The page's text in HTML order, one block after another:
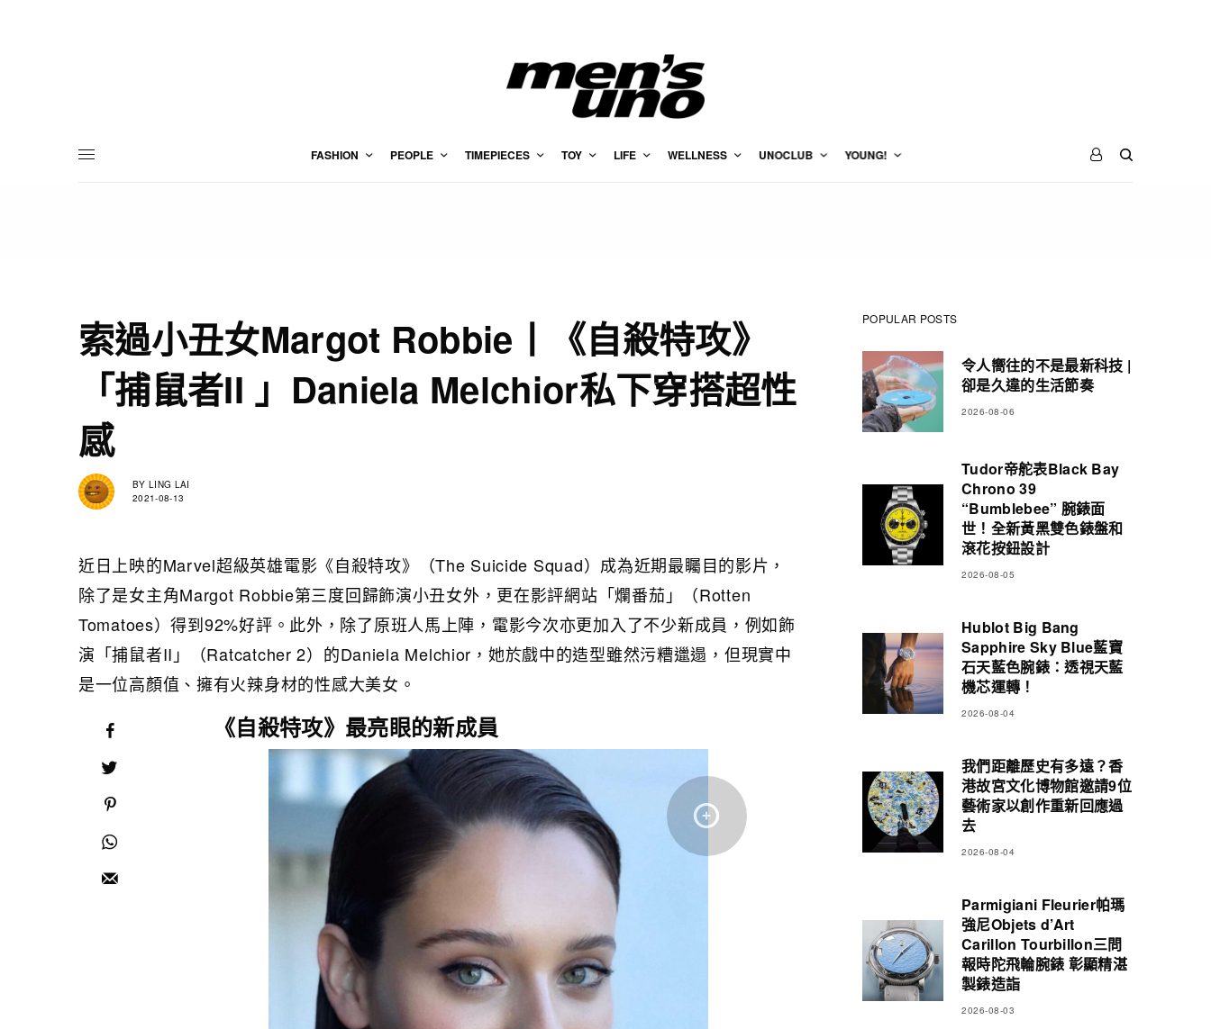
FASHION PEOPLE TIMEPIECES TOY LIFE WELLNESS UNOCLUB YOUNG!
索過小丑女Margot Robbie丨《自殺特攻》
「捕鼠者II 」Daniela Melchior私下穿搭超性
感
BY LING LAI
2021-08-13
近日上映的Marvel超級英雄電影《自殺特攻》（The Suicide Squad）成為近期最矚目的影片，
除了是女主角Margot Robbie第三度回歸飾演小丑女外，更在影評網站「爛番茄」（Rotten
Tomatoes）得到92%好評。此外，除了原班人馬上陣，電影今次亦更加入了不少新成員，例如飾
演「捕鼠者II」（Ratcatcher 2）的Daniela Melchior，她於戲中的造型雖然污糟邋遢，但現實中
是一位高顏值、擁有火辣身材的性感大美女。
《自殺特攻》最亮眼的新成員
POPULAR POSTS
令人嚮往的不是最新科技 |
卻是久違的生活節奏
2026-08-06
Tudor帝舵表Black Bay
Chrono 39
“Bumblebee” 腕錶面
世！全新黃黑雙色錶盤和
滾花按鈕設計
2026-08-05
Hublot Big Bang
Sapphire Sky Blue藍寶
石天藍色腕錶：透視天藍
機芯運轉！
2026-08-04
我們距離歷史有多遠？香
港故宮文化博物館邀請9位
藝術家以創作重新回應過
去
2026-08-04
Parmigiani Fleurier帕瑪
強尼Objets d’Art
Carillon Tourbillon三問
報時陀飛輪腕錶 彰顯精湛
製錶造詣
2026-08-03